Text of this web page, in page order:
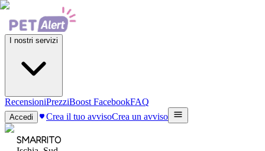
I nostri servizi
RecensioniPrezziBoost FacebookFAQ
Accedi Crea il tuo avvisoCrea un avviso
SMARRITO